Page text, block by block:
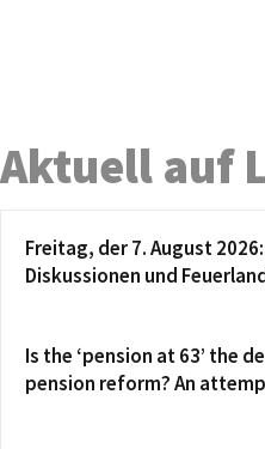
Aktuell auf
Freitag, der 7. August
Diskussionen und
Is the ‘pension at 63’ the
pension reform? An